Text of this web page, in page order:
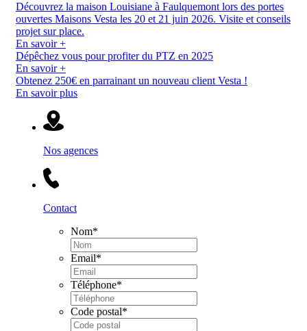
Découvrez la maison Louisiane à Faulquemont lors des portes
ouvertes Maisons Vesta les 20 et 21 juin 2026. Visite et conseils
projet sur place.
En savoir +
Dépêchez vous pour profiter du PTZ en 2025
En savoir +
Obtenez 250€ en parrainant un nouveau client Vesta !
En savoir plus
Nos agences
Contact
Nom*
Email*
Téléphone*
Code postal*